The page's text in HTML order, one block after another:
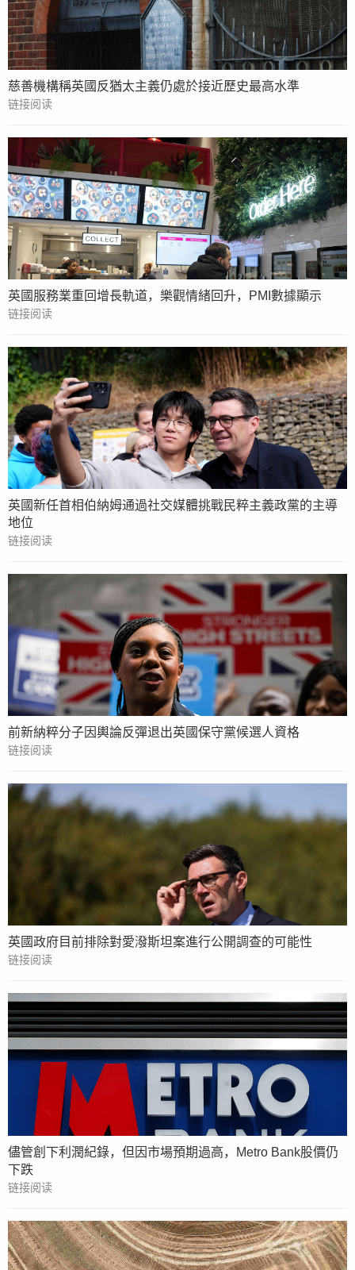
慈善機構稱英國反猶太主義仍處於接近歷史最高水準
链接阅读
英國服務業重回增長軌道，樂觀情緒回升，PMI數據顯示
链接阅读
英國新任首相伯納姆通過社交媒體挑戰民粹主義政黨的主導
地位
链接阅读
前新納粹分子因輿論反彈退出英國保守黨候選人資格
链接阅读
英國政府目前排除對愛潑斯坦案進行公開調查的可能性
链接阅读
儘管創下利潤紀錄，但因市場預期過高，Metro Bank股價仍
下跌
链接阅读